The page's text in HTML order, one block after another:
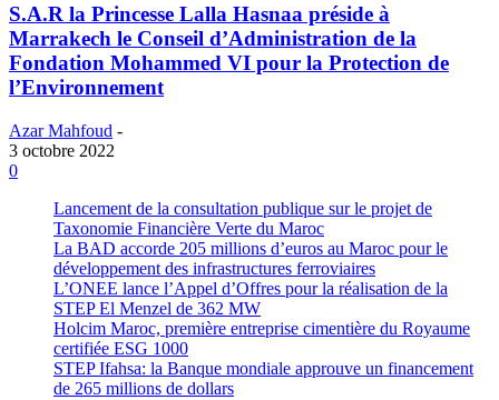
S.A.R la Princesse Lalla Hasnaa préside à
Marrakech le Conseil d’Administration de la
Fondation Mohammed VI pour la Protection de
l’Environnement
Azar Mahfoud -
3 octobre 2022
0
Lancement de la consultation publique sur le projet de
Taxonomie Financière Verte du Maroc
La BAD accorde 205 millions d’euros au Maroc pour le
développement des infrastructures ferroviaires
L’ONEE lance l’Appel d’Offres pour la réalisation de la
STEP El Menzel de 362 MW
Holcim Maroc, première entreprise cimentière du Royaume
certifiée ESG 1000
STEP Ifahsa: la Banque mondiale approuve un financement
de 265 millions de dollars